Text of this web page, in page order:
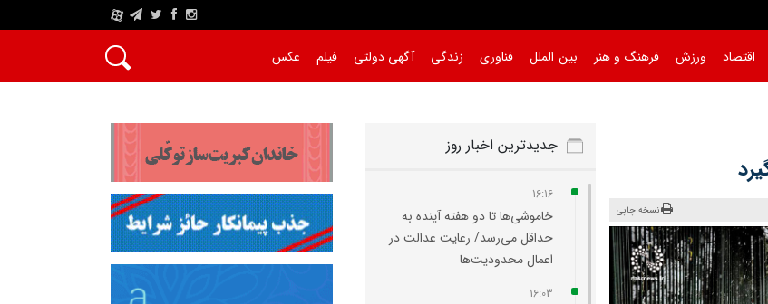
A
اقتصاد ورزش فرهنگ و هنر بین الملل فناوری زندگی آگهی دولتی فیلم عکس
نسخه چاپی
جدیدترین اخبار روز
16:16
خاموشی‌ها تا دو هفته آینده به
حداقل می‌رسد/ رعایت عدالت در
اعمال محدودیت‌ها
16:03